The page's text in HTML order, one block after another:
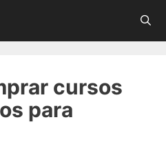
cursos
para